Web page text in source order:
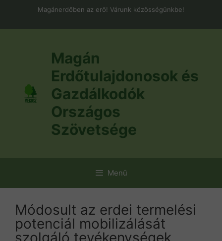
Magánerdőben az erő! Várunk közösségünkbe!
Magán
Erdőtulajdonosok és
Gazdálkodók
Országos
Szövetsége
Menü
Módosult az erdei termelési
potenciál mobilizálását
szolgáló tevékenységek